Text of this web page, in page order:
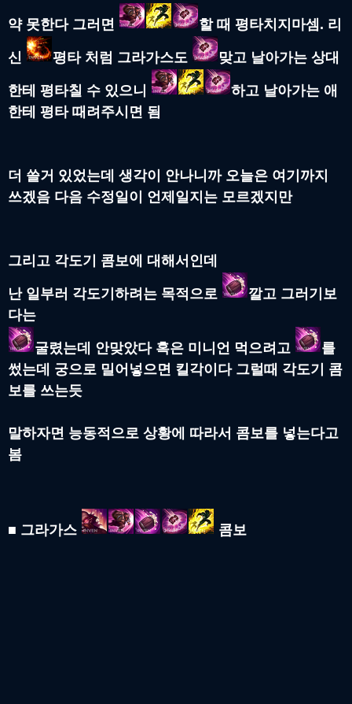
약 못한다 그러면 할 때 평타치지마셈. 리
신 평타 처럼 그라가스도 맞고 날아가는 상대
한테 평타칠 수 있으니
하고 날아가는 애
한테 평타 때려주시면 됨
더 쓸거 있었는데 생각이 안나니까 오늘은 여기까지
쓰겠음 다음 수정일이 언제일지는 모르겠지만
그리고 각도기 콤보에 대해서인데
난 일부러 각도기하려는 목적으로
깔고 그러기보
다는
굴렸는데 안맞았다 혹은 미니언 먹으려고
를
썼는데 궁으로 밀어넣으면 킬각이다 그럴때 각도기 콤
보를 쓰는듯
말하자면 능동적으로 상황에 따라서 콤보를 넣는다고
봄
■ 그라가스 콤보